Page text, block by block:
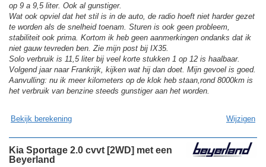
op 9 a 9,5 liter. Ook al gunstiger.
Wat ook opviel dat het stil is in de auto, de radio hoeft niet harder gezet
te worden als de snelheid toenam. Sturen is ook geen probleem,
stabiliteit ook prima. Kortom ik heb geen aanmerkingen ondanks dat ik
niet gauw tevreden ben. Zie mijn post bij IX35.
Solo verbruik is 11,5 liter bij veel korte stukken 1 op 12 is haalbaar.
Volgend jaar naar Frankrijk, kijken wat hij dan doet. Mijn gevoel is goed.
Aanvulling: nu ik meer kilometers op de klok heb staan,rond 8000km is
het verbruik van benzine steeds gunstiger aan het worden.
Bekijk berekening Wijzigen
Kia Sportage 2.0 cvvt [2WD] met een
Beyerland